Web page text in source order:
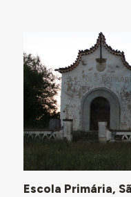
Escola Primária,